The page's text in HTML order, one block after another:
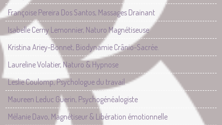
Françoise Pereira Dos Santos, Massages Drainant
Isabelle Cerny Lemonnier, Naturo Magnétiseuse
Kristina Ariey-Bonnet, Biodynamie Crânio-Sacrée.
Laureline Volatier, Naturo & Hypnose
Leslie Coulomp, Psychologue du travail
Maureen Leduc Guerin, Psychogénéalogiste
Mélanie Davo, Magnétiseur & Libération émotionnelle